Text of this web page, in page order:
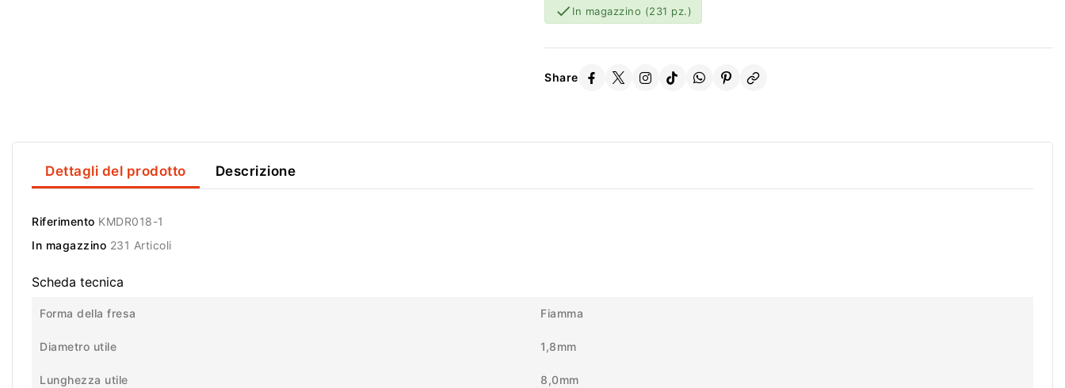
 In magazzino (231 pz.)
Share
Dettagli del prodotto Descrizione
Riferimento KMDR018-1
In magazzino 231 Articoli
Scheda tecnica
Forma della fresa Fiamma
Diametro utile 1,8mm
Lunghezza utile 8,0mm